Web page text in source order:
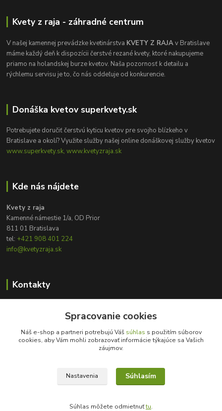
Kvety z raja - záhradné centrum
V našej kamennej prevádzke kvetinárstva KVETY Z RAJAv Bratislave
máme každý deň k dispozícii čerstvé rezané kvety, ktoré nakupujeme
priamo na holandskej burze kvetov. Naša pozornosť k detailu a
rýchlemu servisu je to, čo nás oddeľuje od konkurencie.
Donáška kvetov superkvety.sk
Potrebujete doručiť čerstvú kyticu kvetov pre svojho blízkeho v
Bratislave a okolí? Využite služby našej online donáškovej služby kvetov
www.superkvety.sk, www.kvetyzraja.sk
Kde nás nájdete
Kvety z raja
Kamenné námestie 1/a, OD Prior
811 01 Bratislava
tel: +421 908 401 224
info@kvetyzraja.sk
Kontakty
+421 908 401 224
info@kvetyzraja.sk
Spracovanie cookies
Náš e-shop a partneri potrebujú Váš súhlas s použitím súborov
cookies, aby Vám mohli zobrazovať informácie týkajúce sa Vašich
záujmov.
Nastavenia Súhlasím
Súhlas môžete odmietnuťtu.